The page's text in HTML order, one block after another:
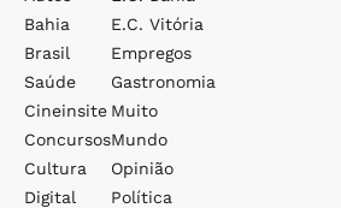
Bahia
Brasil
Saúde
Cineinsite
Concursos
Cultura
Digital
E.c. Vitória
Empregos
Gastronomia
Muito
Mundo
Opinião
Política